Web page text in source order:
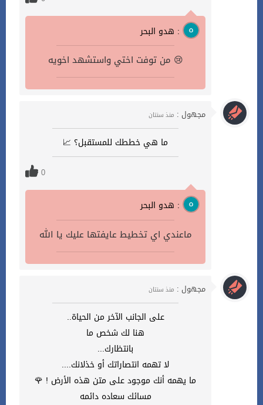
هدو البحر :
من توفت اختي واستشهد اخويه 😢
مجهول : منذ سنتان
ما هي خططك للمستقبل؟ 📈
0
هدو البحر :
ماعندي اي تخطيط عايفتها عليك يا الله
مجهول : منذ سنتان
على الجانب الآخر من الحياة..
هنا لك شخص ما
بانتظارك...
لا تهمه انتصاراتك أو خذلانك....
ما يهمه أنك موجود على متن هذه الأرض ! 🌹
مسائك سعاده دائمه